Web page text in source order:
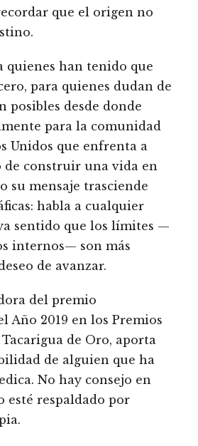
que el origen no
quienes han tenido que
para quienes dudan de
posibles desde donde
para la comunidad
Unidos que enfrenta a
de construir una vida en
su mensaje trasciende
habla a cualquier
sentido que los límites —
internos— son más
de avanzar.
del premio
Año 2019 en los Premios
de Oro, aporta
de alguien que ha
No hay consejo en
esté respaldado por